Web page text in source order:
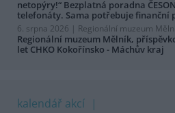
netopýry!“ Bezplatná poradna
telefonáty. Sama potřebuje finanční
6. srpna 2026 | Regionální muzeum
Regionální muzeum Mělník,
let CHKO Kokořínsko - Máchův kraj
kalendář akcí